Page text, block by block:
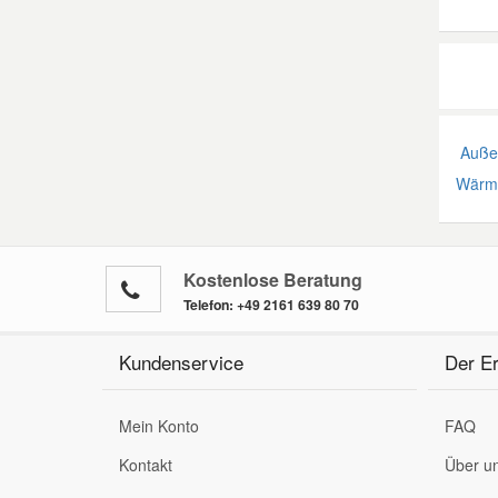
Kostenlose Beratung
Telefon: +49 2161 639 80 70
Kundenservice
Mein Konto
Kontakt
Der
FAQ
Über